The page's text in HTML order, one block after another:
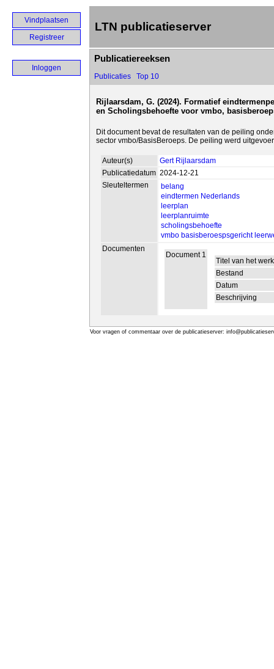
Vindplaatsen
Registreer
Inloggen
LTN publicatieserver
Publicatiereeksen
Publicaties Top 10
Rijlaarsdam, G. (2024). Formatief
en Scholingsbehoefte voor vmbo,
Dit document bevat de resultaten van de peiling
sector vmbo/BasisBeroeps. De peiling werd
Auteur(s)
Gert Rijlaarsdam
Publicatiedatum 2024-12-21
Sleuteltermen
belang
eindtermen Nederlands
leerplan
leerplanruimte
scholingsbehoefte
vmbo basisberoespsgericht
Documenten
Document 1
Titel van het
Bestand
Datum
Beschrijving
Voor vragen of commentaar over de publicatieserver: